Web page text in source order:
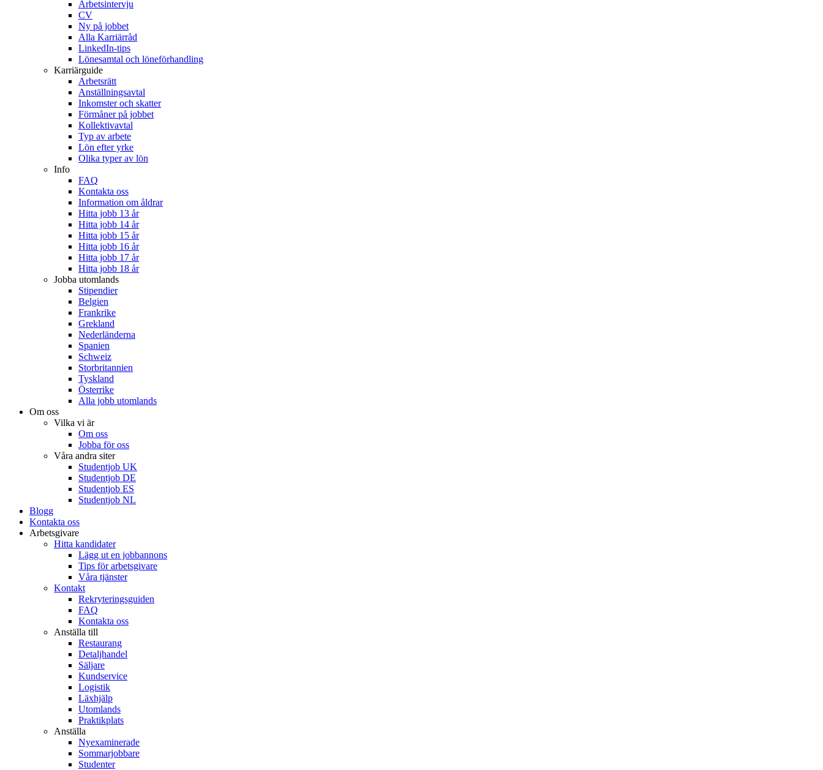
Arbetsintervju
CV
Ny på jobbet
Alla Karriärråd
LinkedIn-tips
Lönesamtal och löneförhandling
Karriärguide
Arbetsrätt
Anställningsavtal
Inkomster och skatter
Förmåner på jobbet
Kollektivavtal
Typ av arbete
Lön efter yrke
Olika typer av lön
Info
FAQ
Kontakta oss
Information om åldrar
Hitta jobb 13 år
Hitta jobb 14 år
Hitta jobb 15 år
Hitta jobb 16 år
Hitta jobb 17 år
Hitta jobb 18 år
Jobba utomlands
Stipendier
Belgien
Frankrike
Grekland
Nederländerna
Spanien
Schweiz
Storbritannien
Tyskland
Österrike
Alla jobb utomlands
Om oss
Vilka vi är
Om oss
Jobba för oss
Våra andra siter
Studentjob UK
Studentjob DE
Studentjob ES
Studentjob NL
Blogg
Kontakta oss
Arbetsgivare
Hitta kandidater
Lägg ut en jobbannons
Tips för arbetsgivare
Våra tjänster
Kontakt
Rekryteringsguiden
FAQ
Kontakta oss
Anställa till
Restaurang
Detaljhandel
Säljare
Kundservice
Logistik
Läxhjälp
Utomlands
Praktikplats
Anställa
Nyexaminerade
Sommarjobbare
Studenter